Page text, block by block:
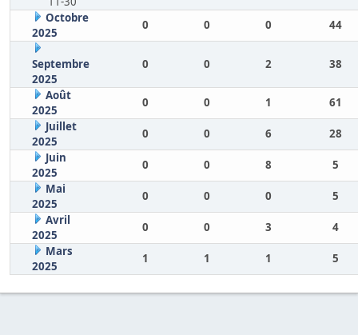
Octobre
2025
0 0 0 44
Septembre
2025
0 0 2 38
Août
2025
0 0 1
61
Juillet
2025
0 0 6
28
Juin
2025
0 0 8
5
Mai
2025
0 0 0
5
Avril
2025
0 0 3
4
Mars
2025
1 1 1 5